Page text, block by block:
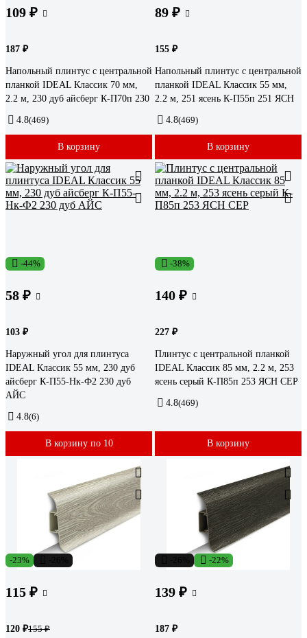
109 ₽
187 ₽
Напольный плинтус с центральной
планкой IDEAL Классик 70 мм,
2.2 м, 230 дуб айсберг К-П70п 230
4.8(469)
В корзину
89 ₽
155 ₽
Напольный плинтус с центральной
планкой IDEAL Классик 55 мм,
2.2 м, 251 ясень К-П55п 251 ЯСН
4.8(469)
В корзину
-44%
58 ₽
103 ₽
Наружный угол для плинтуса
IDEAL Классик 55 мм, 230 дуб
айсберг К-П55-Нк-Ф2 230 дуб
АЙС
4.8(6)
В корзину по 10
-38%
140 ₽
227 ₽
Плинтус с центральной планкой
IDEAL Классик 85 мм, 2.2 м, 253
ясень серый К-П85п 253 ЯСН СЕР
4.8(469)
В корзину
-23%
115 ₽
120 ₽155 ₽
-22%
139 ₽
187 ₽